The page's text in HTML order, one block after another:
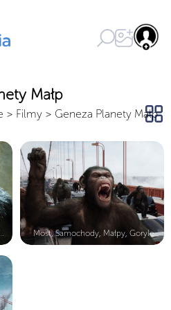
Małp
> Filmy > Geneza Planety Małp
Zły, Szympans, Film, Geneza Planety... Most, Samochody, Małpy, Goryle